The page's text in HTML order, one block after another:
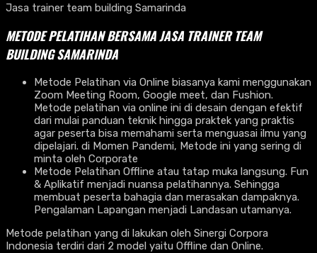
Jasa trainer team building Samarinda
METODE PELATIHAN BERSAMA JASA TRAINER TEAM
BUILDING SAMARINDA
Metode Pelatihan via Online biasanya kami menggunakan
Zoom Meeting Room, Google meet, dan Fushion.
Metode pelatihan via online ini di desain dengan efektif
dari mulai panduan teknik hingga praktek yang praktis
agar peserta bisa memahami serta menguasai ilmu yang
dipelajari. di Momen Pandemi, Metode ini yang sering di
minta oleh Corporate
Metode Pelatihan Offline atau tatap muka langsung. Fun
& Aplikatif menjadi nuansa pelatihannya. Sehingga
membuat peserta bahagia dan merasakan dampaknya.
Pengalaman Lapangan menjadi Landasan utamanya.
Metode pelatihan yang di lakukan oleh Sinergi Corpora
Indonesia terdiri dari 2 model yaitu Offline dan Online.